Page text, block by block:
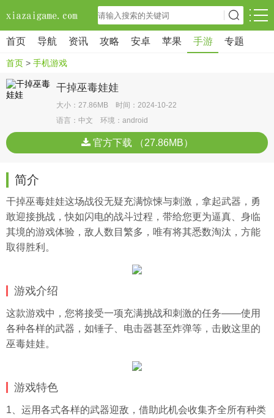
首页 导航 资讯 攻略 安卓 苹果 手游 专题
首页 > 手机游戏
干掉巫毒娃娃
大小：27.86MB 时间：2024-10-22
语言：中文 环境：android
官方下载 （27.86MB）
简介
干掉巫毒娃娃这场战役无疑充满惊悚与刺激，拿起武器，勇
敢迎接挑战，快如闪电的战斗过程，带给您更为逼真、身临
其境的游戏体验，敌人数目繁多，唯有将其悉数淘汰，方能
取得胜利。
游戏介绍
这款游戏中，您将接受一项充满挑战和刺激的任务——使用
各种各样的武器，如锤子、电击器甚至炸弹等，击败这里的
巫毒娃娃。
游戏特色
1、运用各式各样的武器迎敌，借助此机会收集齐全所有种类